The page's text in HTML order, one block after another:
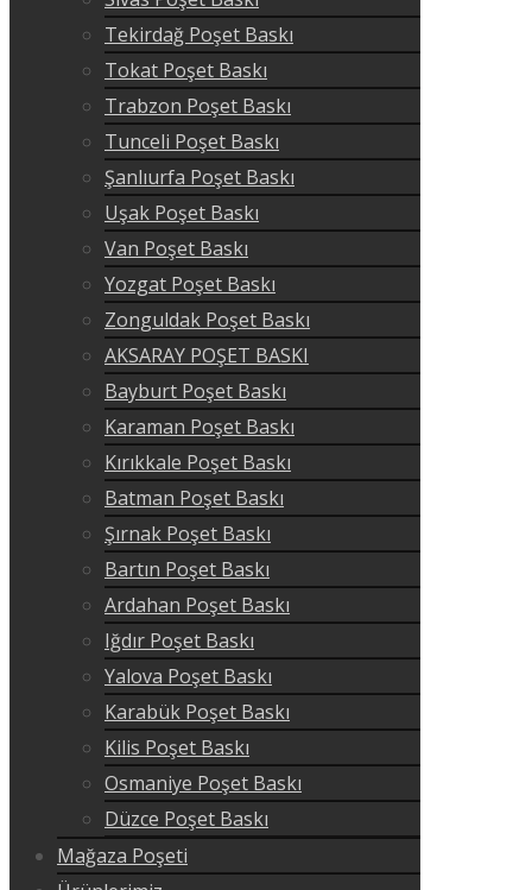
Tekirdağ Poşet Baskı
Tokat Poşet Baskı
Trabzon Poşet Baskı
Tunceli Poşet Baskı
Şanlıurfa Poşet Baskı
Uşak Poşet Baskı
Van Poşet Baskı
Yozgat Poşet Baskı
Zonguldak Poşet Baskı
AKSARAY POŞET BASKI
Bayburt Poşet Baskı
Karaman Poşet Baskı
Kırıkkale Poşet Baskı
Batman Poşet Baskı
Şırnak Poşet Baskı
Bartın Poşet Baskı
Ardahan Poşet Baskı
Iğdır Poşet Baskı
Yalova Poşet Baskı
Karabük Poşet Baskı
Kilis Poşet Baskı
Osmaniye Poşet Baskı
Düzce Poşet Baskı
Mağaza Poşeti